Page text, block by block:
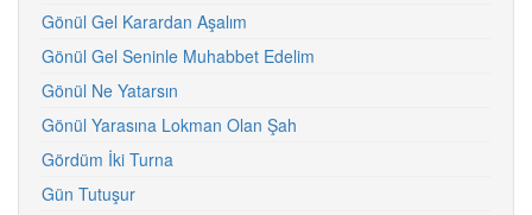
Gönül Gel Karardan Aşalım
Gönül Gel Seninle Muhabbet Edelim
Gönül Ne Yatarsın
Gönül Yarasına Lokman Olan Şah
Gördüm İki Turna
Gün Tutuşur